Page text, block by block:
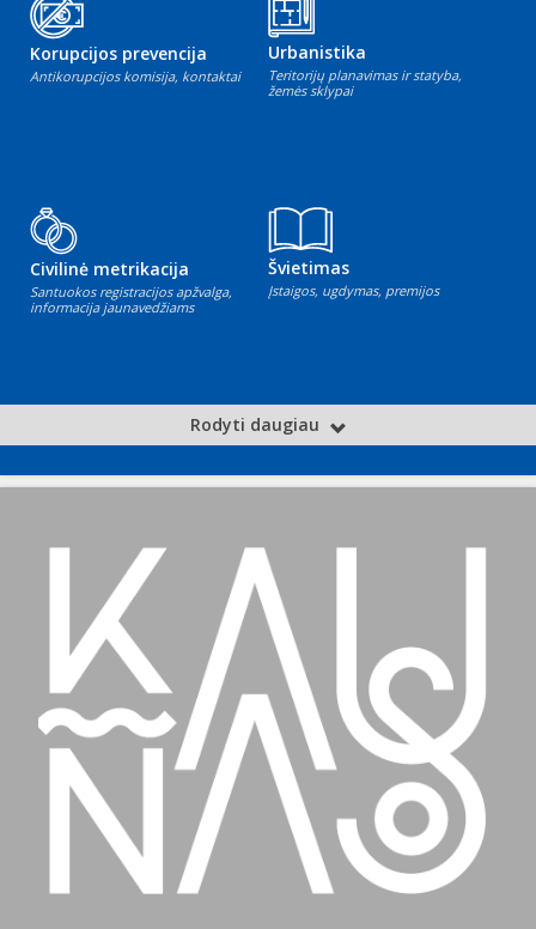
Korupcijos prevencija
Antikorupcijos komisija, kontaktai
Urbanistika
Teritorijų planavimas ir statyba,
žemės sklypai
Civilinė metrikacija
Santuokos registracijos apžvalga,
informacija jaunavedžiams
Švietimas
Įstaigos, ugdymas, premijos
Rodyti daugiau